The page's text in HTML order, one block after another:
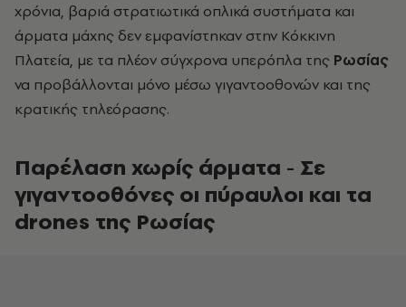
χρόνια, βαριά στρατιωτικά οπλικά συστήματα και
άρματα μάχης δεν εμφανίστηκαν στην Κόκκινη
Πλατεία, με τα πλέον σύγχρονα υπερόπλα της Ρωσίας
να προβάλλονται μόνο μέσω γιγαντοοθονών και της
κρατικής τηλεόρασης.
Παρέλαση χωρίς άρματα - Σε
γιγαντοοθόνες οι πύραυλοι και τα
drones της Ρωσίας